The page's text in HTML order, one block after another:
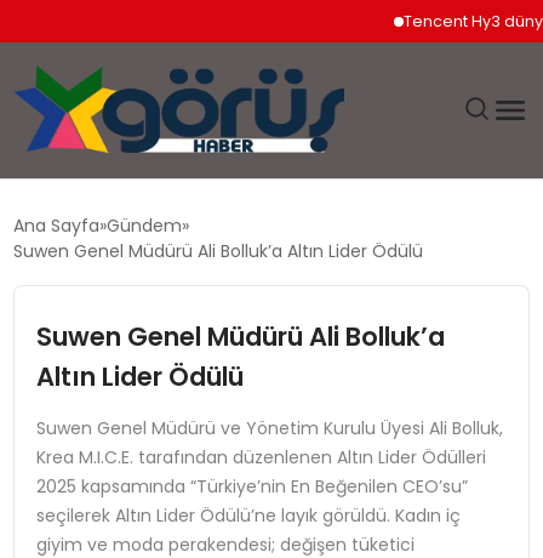
Tencent Hy3 dünya
GÜNDEM
SAĞLIK
SPOR
Ana Sayfa Gündem
Suwen Genel Müdürü Ali Bolluk’a Altın Lider Ödülü
Suwen Genel Müdürü Ali Bolluk’a
Altın Lider Ödülü
Suwen Genel Müdürü ve Yönetim Kurulu Üyesi Ali Bolluk,
Krea M.I.C.E. tarafından düzenlenen Altın Lider Ödülleri
2025 kapsamında “Türkiye’nin En Beğenilen CEO’su”
seçilerek Altın Lider Ödülü’ne layık görüldü. Kadın iç
giyim ve moda perakendesi; değişen tüketici